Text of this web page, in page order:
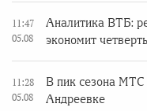
11:47
05.08
Аналитика ВТБ:
экономит
11:28
05.08
В пик сезона МТС
Андреевке